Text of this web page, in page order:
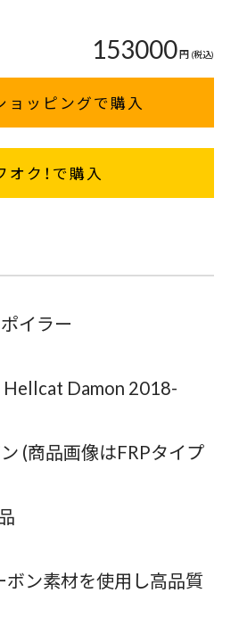
153000円 (税込)
ョッピングで購入
オク！で購入
イラー
Hellcat Damon 2018-
(商品画像はFRPタイプ
ボン素材を使用し高品質